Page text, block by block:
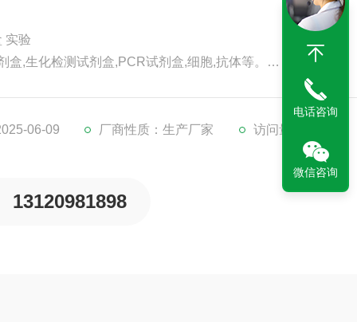
实验
,生化检测试剂盒,PCR试剂盒,细胞,抗体等。
06-09 厂商性质：生产厂家 访问量：229
13120981898
电话咨询
微信咨询